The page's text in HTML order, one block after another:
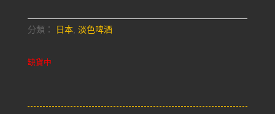
分類： 日本, 淡色啤酒
缺貨中